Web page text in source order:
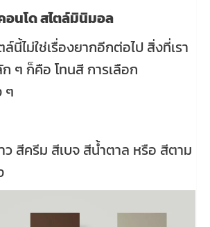
อนโด สไตล์มินิมอล
นี้ไม่ใช่เรื่องยากอีกต่อไป สิ่งที่เรา
ๆ ก็คือ โทนสี การเลือก
ๆ
ว สีครีม สีเบจ สีน้ำตาล หรือ สีตาม